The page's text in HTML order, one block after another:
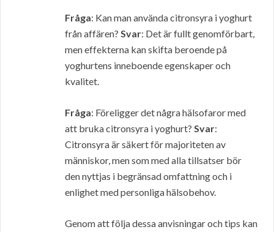
Fråga: Kan man använda citronsyra i yoghurt
från affären? Svar: Det är fullt genomförbart,
men effekterna kan skifta beroende på
yoghurtens inneboende egenskaper och
kvalitet.
Fråga: Föreligger det några hälsofaror med
att bruka citronsyra i yoghurt? Svar:
Citronsyra är säkert för majoriteten av
människor, men som med alla tillsatser bör
den nyttjas i begränsad omfattning och i
enlighet med personliga hälsobehov.
Genom att följa dessa anvisningar och tips kan